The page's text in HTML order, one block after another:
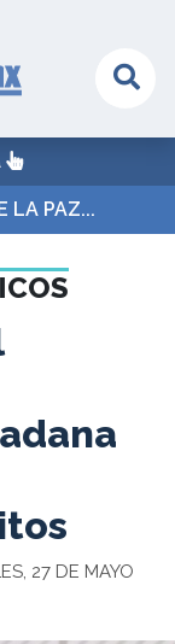
LA PAZ...
27 DE MAYO